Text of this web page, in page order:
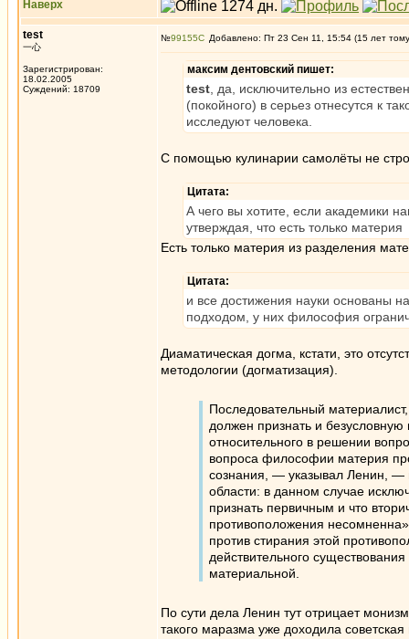
Наверх
test
一心
Зарегистрирован:
18.02.2005
Суждений: 18709
№99155 Добавлено: Пт 23 Сен 11, 15:54 (15 лет
максим дентовский пишет:
test , да, исключительно из
(покойного) в серьез отнесутся к
исследуют человека.
С помощью кулинарии самолёты не
Цитата:
А чего вы хотите, если академики
утверждая, что есть только материя
Есть только материя из разделения
Цитата:
и все достижения науки основаны
подходом, у них философия
Диаматическая догма, кстати, это
методологии (догматизация).
Последовательный
должен признать и
относительного в решении
вопроса философии материя
сознания, — указывал Ленин, —
области: в данном случае
признать первичным и что
противоположения
против стирания этой
действительного
материальной.
По сути дела Ленин тут отрицает
такого маразма уже доходила советская